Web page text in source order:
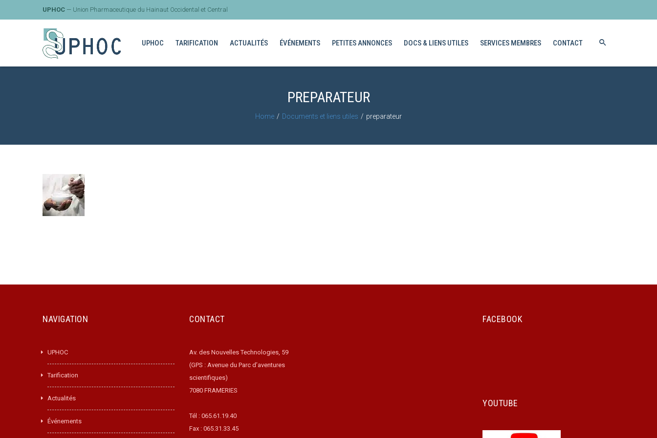
UPHOC — Union Pharmaceutique du Hainaut Occidental et Central
UPHOC TARIFICATION ACTUALITÉS ÉVÉNEMENTS PETITES ANNONCES DOCS & LIENS UTILES SERVICES MEMBRES CONTACT
PREPARATEUR
Home Documents et liens utiles preparateur
NAVIGATION
UPHOC
Tarification
Actualités
Événements
CONTACT
Av. des Nouvelles Technologies, 59
(GPS : Avenue du Parc d’aventures
scientifiques)
7080 FRAMERIES
Tél : 065.61.19.40
Fax : 065.31.33.45
FACEBOOK
YOUTUBE